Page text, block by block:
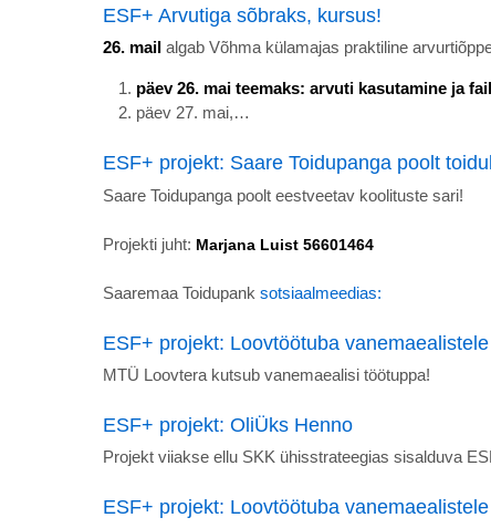
ESF+ Arvutiga sõbraks, kursus!
26. mail algab Võhma külamajas praktiline
päev 26. mai teemaks: arvuti kasutamine ja
päev 27. mai,…
ESF+ projekt: Saare Toidupanga poolt
Saare Toidupanga poolt eestveetav koolituste sari!
Projekti juht: Marjana Luist 56601464
Saaremaa Toidupank sotsiaalmeedias:
ESF+ projekt: Loovtöötuba
MTÜ Loovtera kutsub vanemaealisi töötuppa!
ESF+ projekt: OliÜks Henno
Projekt viiakse ellu SKK ühisstrateegias sisalduva
ESF+ projekt: Loovtöötuba